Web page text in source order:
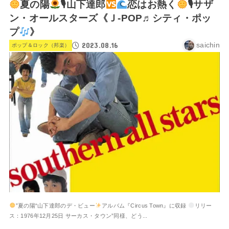
夏の陽 🎙山下達郎 恋はお熱く
🎙サザ
ン・オールスターズ《Ｊ-POP♬シティ・ポッ
プ
》
ポップ＆ロック（邦楽） 2023.08.16 saichin
”夏の陽“山下達郎のデ・ビュー アルバム『Circus Town』に収録
リリー
ス：1976年12月25日 サーカス・タウン”同様、どう...